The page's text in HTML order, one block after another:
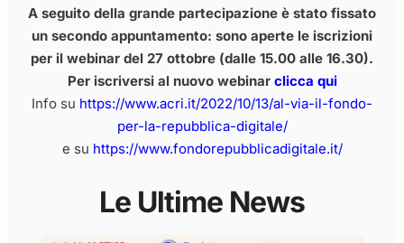
A seguito della grande partecipazione è stato fissato
un secondo appuntamento: sono aperte le iscrizioni
per il webinar del 27 ottobre (dalle 15.00 alle 16.30).
Per iscriversi al nuovo webinar clicca qui
Info su https://www.acri.it/2022/10/13/al-via-il-fondo-
per-la-repubblica-digitale/
e su https://www.fondorepubblicadigitale.it/
Le Ultime News